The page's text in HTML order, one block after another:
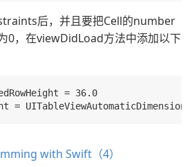
后，并且要把Cell的number
0，在viewDidLoad方法中添加以下
= 36.0
with Swift（4）